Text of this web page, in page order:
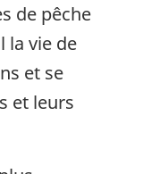
de pêche
la vie de
et se
et leurs